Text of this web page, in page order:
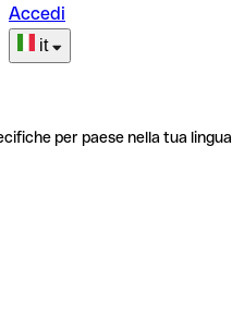
Accedi
it
per paese nella tua lingua